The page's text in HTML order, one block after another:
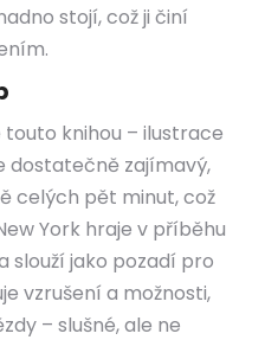
stojí, což ji činí
knihou – ilustrace
dostatečně zajímavý,
celých pět minut, což
York hraje v příběhu
slouží jako pozadí pro
vzrušení a možnosti,
– slušné, ale ne